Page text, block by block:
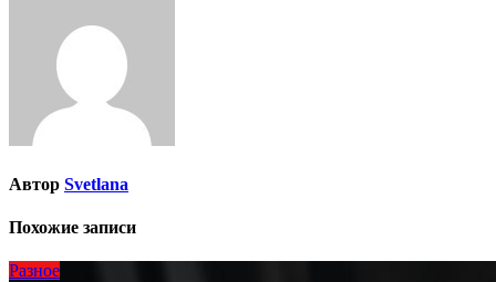
Автор Svetlana
Похожие записи
Разное